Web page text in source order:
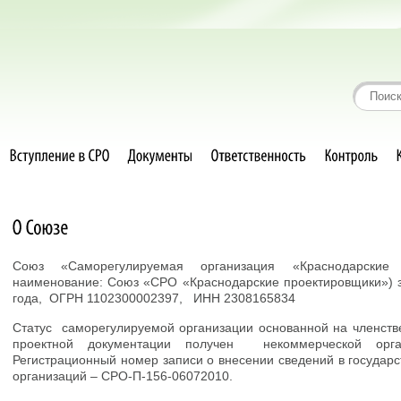
Союз «Саморегулируемая организация «Краснодарские
наименование: Союз «СРО «Краснодарские проектировщики»)
года, ОГРН 1102300002397, ИНН 2308165834
Статус саморегулируемой организации основанной на
проектной документации получен некоммерческой
Регистрационный номер записи о внесении сведений в
организаций – СРО-П-156-06072010.